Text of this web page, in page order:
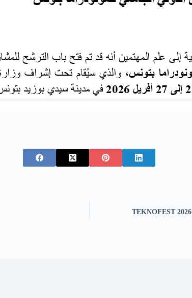
TEKNOFEST 2026 إعلان - دعوة للمشاركة في فعاليات